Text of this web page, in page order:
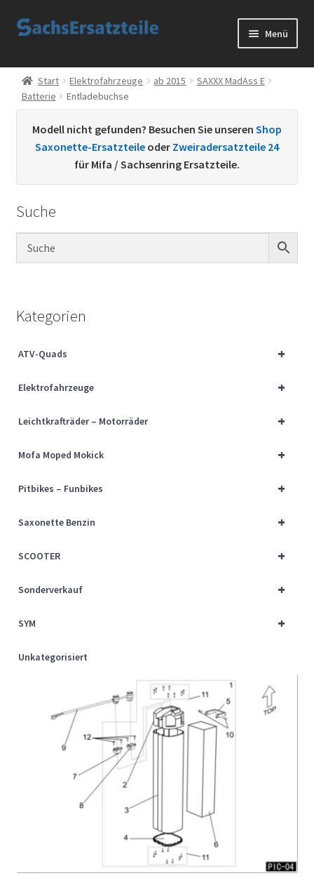
Zur
Zum
Menü
Start
AGB
Datenschutzerklärung
Kontakt
Sachs Ersatzteile
Über uns
Start Elektrofahrzeuge ab 2015
SAXXX MadAss E
Batterie
Entladebuchse
Modell nicht gefunden? Besuchen Sie unseren Shop
Saxonette-Ersatzteile oder Zweiradersatzteile 24
für Mifa / Sachsenring Ersatzteile.
Suche
Kategorien
+
ATV-Quads
+
Elektrofahrzeuge
+
Leichtkrafträder – Motorräder
+
Mofa Moped Mokick
+
Pitbikes – Funbikes
+
Saxonette Benzin
+
SCOOTER
+
Sonderverkauf
+
SYM
Unkategorisiert